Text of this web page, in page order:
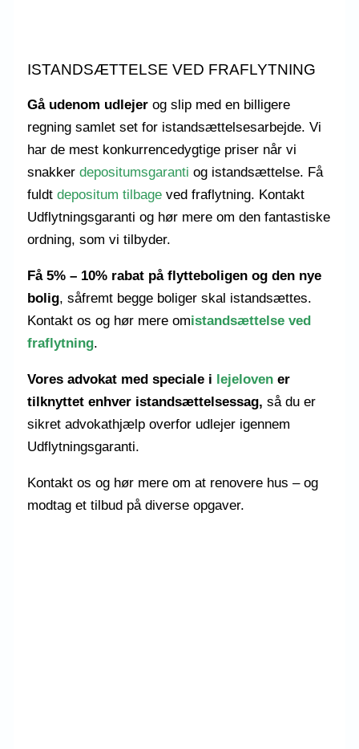
ISTANDSÆTTELSE VED FRAFLYTNING
Gå udenom udlejer og slip med en billigere
regning samlet set for istandsættelsesarbejde. Vi
har de mest konkurrencedygtige priser når vi
snakkerdepositumsgaranti og istandsættelse. Få
fuldtdepositum tilbage ved fraflytning. Kontakt
Udflytningsgaranti og hør mere om den fantastiske
ordning, som vi tilbyder.
Få 5% – 10% rabat på flytteboligen og den nye
bolig, såfremt begge boliger skal istandsættes.
Kontakt os og hør mere omistandsættelse ved
fraflytning.
Vores advokat med speciale i lejeloven er
tilknyttet enhver istandsættelsessag, så du er
sikret advokathjælpoverfor udlejer igennem
Udflytningsgaranti.
Kontakt os og hør mere om at renovere hus – og
modtag et tilbud på diverse opgaver.